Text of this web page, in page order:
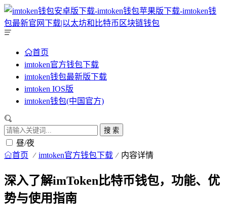
首页
imtoken官方钱包下载
imtoken钱包最新版下载
imtoken IOS版
imtoken钱包(中国官方)
搜 索
昼/夜
首页 imtoken官方钱包下载 内容详情
深入了解imToken比特币钱包，功能、优
势与使用指南